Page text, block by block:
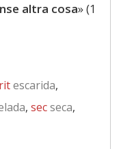
altra cosa» (1
escarida,
, secseca,